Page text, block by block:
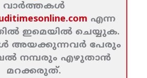
വാര്‍ത്തകള്‍
എന്ന
ഇമെയില്‍ ചെയ്യുക.
അയക്കുന്നവര്‍ പേരും
നമ്പരും എഴുതാന്‍
മറക്കരുത്‌.